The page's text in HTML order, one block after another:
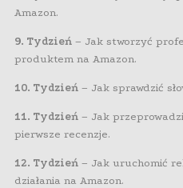
Amazon.
9. Tydzień – Jak stworzyć
produktem na Amazon.
10. Tydzień – Jak sprawdzić
11. Tydzień – Jak
pierwsze recenzje.
12. Tydzień – Jak uruchomić
działania na Amazon.